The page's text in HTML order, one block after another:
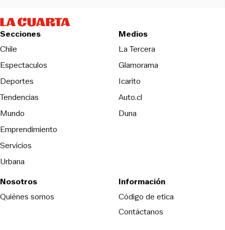
Secciones
Chile
Espectaculos
Deportes
Tendencias
Mundo
Emprendimiento
Servicios
Urbana
Medios
La TerceraOpens in new
Glamorama
Icarito
Auto.cl
DunaOpens in new window
Nosotros
Quiénes somos
Información
Código de eticaOpens in new
Contáctanos